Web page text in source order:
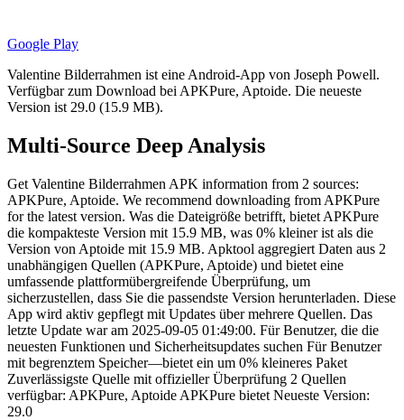
Google Play
Valentine Bilderrahmen ist eine Android-App von Joseph Powell.
Verfügbar zum Download bei APKPure, Aptoide. Die neueste
Version ist 29.0 (15.9 MB).
Multi-Source Deep Analysis
Get Valentine Bilderrahmen APK information from 2 sources:
APKPure, Aptoide. We recommend downloading from APKPure
for the latest version. Was die Dateigröße betrifft, bietet APKPure
die kompakteste Version mit 15.9 MB, was 0% kleiner ist als die
Version von Aptoide mit 15.9 MB. Apktool aggregiert Daten aus 2
unabhängigen Quellen (APKPure, Aptoide) und bietet eine
umfassende plattformübergreifende Überprüfung, um
sicherzustellen, dass Sie die passendste Version herunterladen. Diese
App wird aktiv gepflegt mit Updates über mehrere Quellen. Das
letzte Update war am 2025-09-05 01:49:00. Für Benutzer, die die
neuesten Funktionen und Sicherheitsupdates suchen Für Benutzer
mit begrenztem Speicher—bietet ein um 0% kleineres Paket
Zuverlässigste Quelle mit offizieller Überprüfung 2 Quellen
verfügbar: APKPure, Aptoide APKPure bietet Neueste Version:
29.0